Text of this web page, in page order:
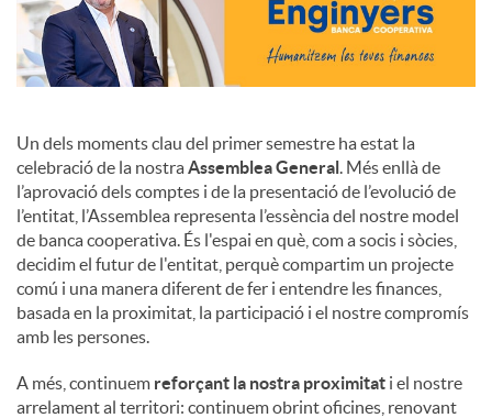
Un dels moments clau del primer semestre ha estat la
celebració de la nostra Assemblea General . Més enllà de
l’aprovació dels comptes i de la presentació de l’evolució de
l’entitat, l’Assemblea representa l’essència del nostre model
de banca cooperativa. És l'espai en què, com a socis i sòcies,
decidim el futur de l'entitat, perquè compartim un projecte
comú i una manera diferent de fer i entendre les finances,
basada en la proximitat, la participació i el nostre compromís
amb les persones.
A més, continuem reforçant la nostra proximitat i el nostre
arrelament al territori: continuem obrint oficines, renovant